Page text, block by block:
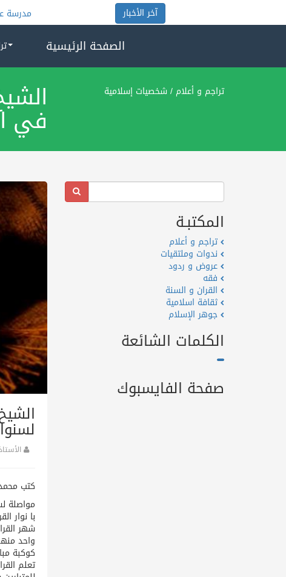
مدرسة عمر ابن
آخر الأخبار
الصفحة الرئيسية
في
تراجم و أعلام / شخصيات إسلامية
كتب
مواصلة
با نوار
شهر
واحد
كوكبة
تعلم
المكتبـة
تراجم و أعلام
ندوات وملتقيات
عروض و ردود
فقه
القران و السنة
ثقافة اسلامية
جوهر الإسلام
الكلمات الشائعة
صفحة الفايسبوك